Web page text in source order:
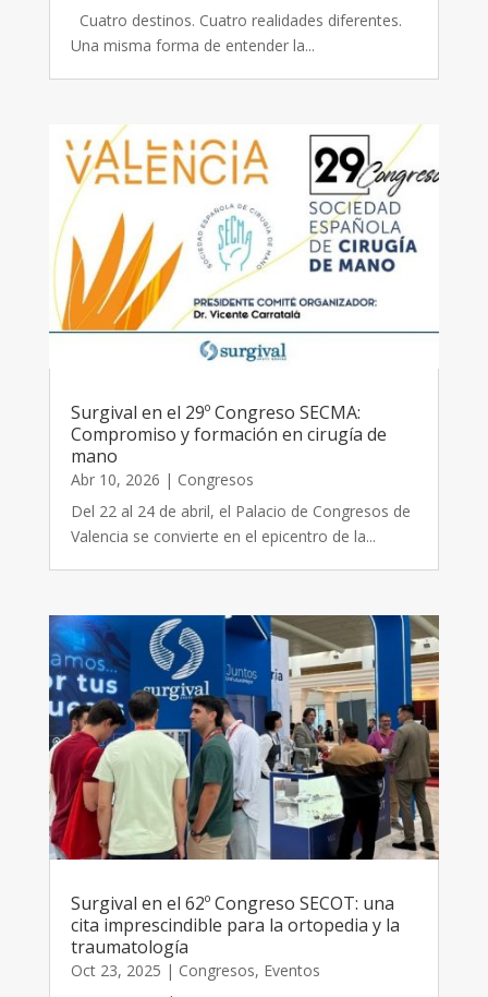
Cuatro destinos. Cuatro realidades diferentes.
Una misma forma de entender la...
Surgival en el 29º Congreso SECMA:
Compromiso y formación en cirugía de
mano
Abr 10, 2026 | Congresos
Del 22 al 24 de abril, el Palacio de Congresos de
Valencia se convierte en el epicentro de la...
Surgival en el 62º Congreso SECOT: una
cita imprescindible para la ortopedia y la
traumatología
Oct 23, 2025 | Congresos, Eventos